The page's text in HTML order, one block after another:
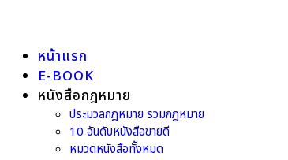
หน้าแรก
E-BOOK
หนังสือกฎหมาย
ประมวลกฎหมาย รวมกฎหมาย
10 อันดับหนังสือขายดี
หมวดหนังสือทั้งหมด